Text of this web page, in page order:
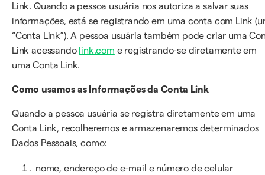
Link. Quando a pessoa usuária nos autoriza a salvar suas
informações, está se registrando em uma conta com Link
“Conta Link”). A pessoa usuária também pode criar uma
Link acessando link.com e registrando-se diretamente em
uma Conta Link.
Como usamos as Informações da Conta Link
Quando a pessoa usuária se registra diretamente em uma
Conta Link, recolheremos e armazenaremos determinados
Dados Pessoais, como:
nome, endereço de e-mail e número de celular